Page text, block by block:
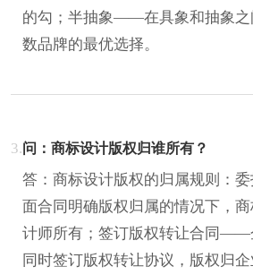
的勾；半抽象——在具象和抽象之
数品牌的最优选择。
3.问：商标设计版权归谁所有？
答：商标设计版权的归属规则：
面合同明确版权归属的情况下，
计师所有；签订版权转让合同——
同时签订版权转让协议，版权归